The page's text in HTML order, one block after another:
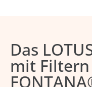
Das
mit